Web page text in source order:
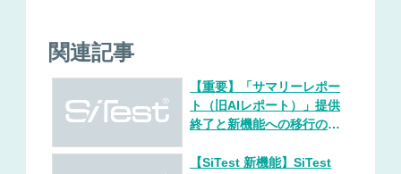
関連記事
【重要】「サマリーレポー
ト（旧AIレポート）」提供
終了と新機能への移行のお
【SiTest 新機能】SiTest